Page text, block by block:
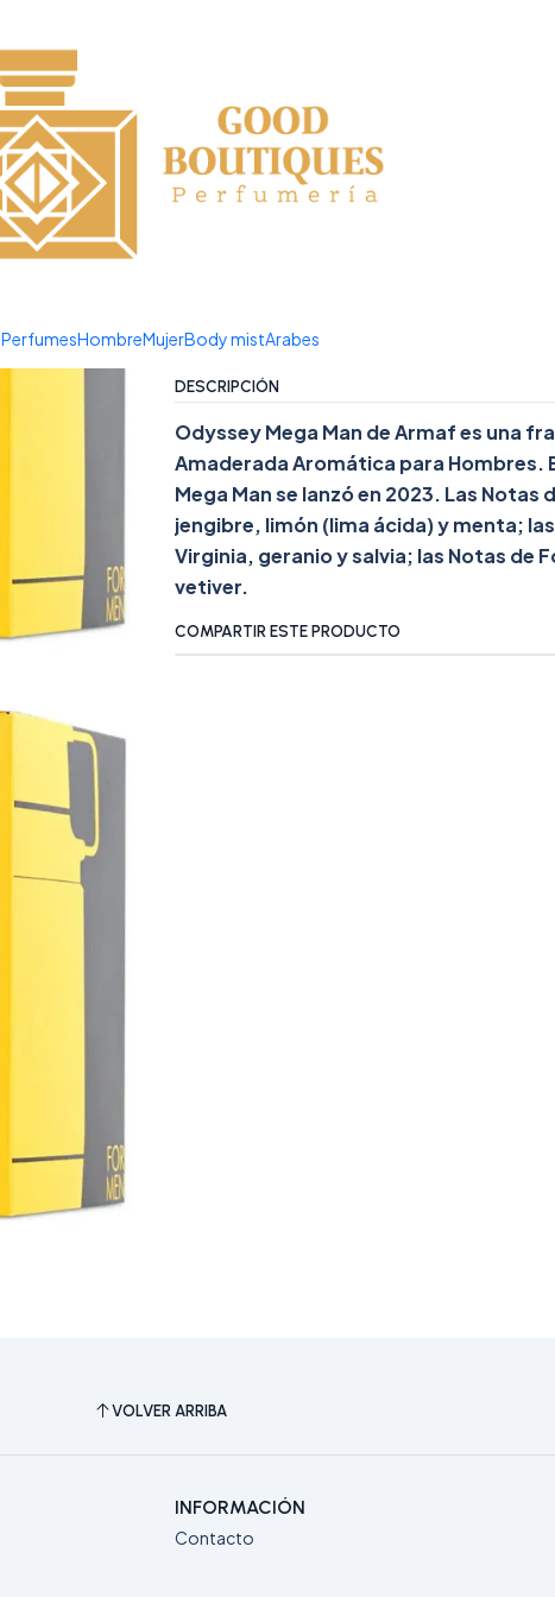
PerfumesHombreMujerBody mistArabes
ODYSSEY MEGA
Mostrar stock de ubicaciones
DESCRIPCIÓN
Odyssey Mega Man de Armaf es una
Amaderada Aromática para Hombres.
Mega Man se lanzó en 2023. Las
jengibre, limón (lima ácida) y menta;
Virginia, geranio y salvia; las Notas de
vetiver.
COMPARTIR ESTE PRODUCTO
VOLVER ARRIBA
INFORMACIÓN
Contacto